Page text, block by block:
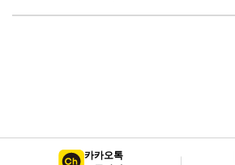
‘단기 재활 부문 최고의 요양병원
카카오톡